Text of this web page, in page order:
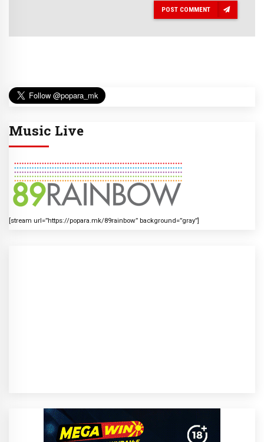
POST COMMENT
Music Live
[stream url=”https://popara.mk/89rainbow” background=”gray”]